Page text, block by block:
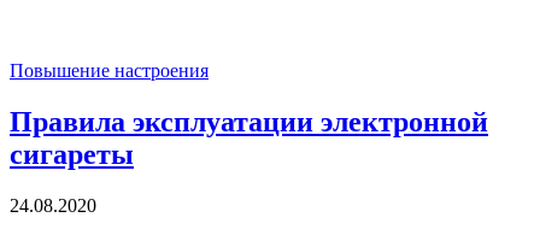
Повышение настроения
Правила эксплуатации электронной
сигареты
24.08.2020